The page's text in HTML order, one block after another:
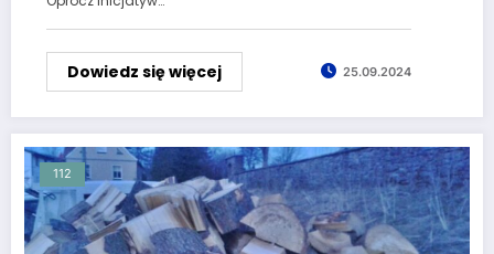
Dowiedz się więcej 25.09.2024
112